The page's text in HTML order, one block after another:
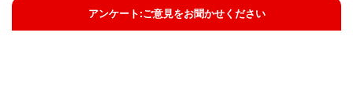
アンケート:ご意見をお聞かせください